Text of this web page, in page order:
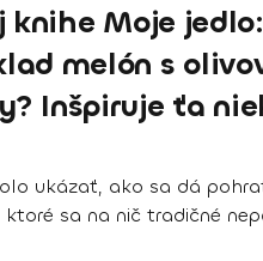
Moje
melón s
Inšpiruje ťa
ukázať, ako sa dá
sa na nič tradičné